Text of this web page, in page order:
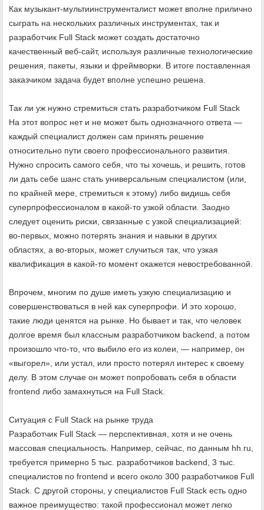
Как музыкант-мультиинструменталист может вполне прилично
сыграть на нескольких различных инструментах, так и
разработчик Full Stack может создать достаточно
качественный веб-сайт, используя различные технологические
решения, пакеты, языки и фреймворки. В итоге поставленная
заказчиком задача будет вполне успешно решена.
Так ли уж нужно стремиться стать разработчиком Full Stack
На этот вопрос нет и не может быть однозначного ответа —
каждый специалист должен сам принять решение
относительно пути своего профессионального развития.
Нужно спросить самого себя, что ты хочешь, и решить, готов
ли дать себе шанс стать универсальным специалистом (или,
по крайней мере, стремиться к этому) либо видишь себя
суперпрофессионалом в какой-то узкой области. Заодно
следует оценить риски, связанные с узкой специализацией:
во-первых, можно потерять знания и навыки в других
областях, а во-вторых, может случиться так, что узкая
квалификация в какой-то момент окажется невостребованной.
Впрочем, многим по душе иметь узкую специализацию и
совершенствоваться в ней как суперпрофи. И это хорошо,
такие люди ценятся на рынке. Но бывает и так, что человек
долгое время был классным разработчиком backend, а потом
произошло что-то, что выбило его из колеи, — например, он
«выгорел», или устал, или просто потерял интерес к своему
делу. В этом случае он может попробовать себя в области
frontend либо замахнуться на Full Stack.
Ситуация с Full Stack на рынке труда
Разработчик Full Stack — перспективная, хотя и не очень
массовая специальность. Например, сейчас, по данным hh.ru,
требуется примерно 5 тыс. разработчиков backend, 3 тыс.
специалистов по frontend и всего около 300 разработчиков Full
Stack. С другой стороны, у специалистов Full Stack есть одно
важное преимущество: такой профессионал может легко